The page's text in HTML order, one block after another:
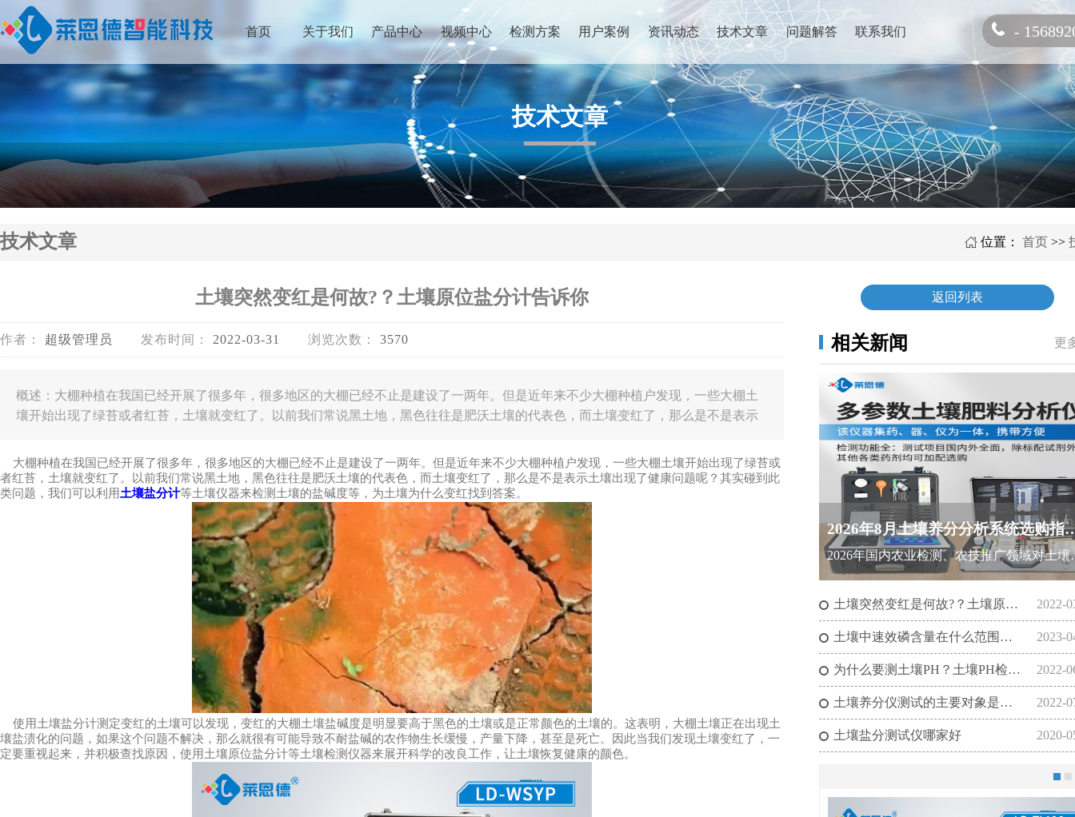
-
首页 关于我们 产品中心 视频中心 检测方案 用户案例 资讯动态 技术文章 问题解答 联系我们
技术文章
技术文章 位置： 首页 >>
土壤突然变红是何故?？土壤原位盐分计告诉你
作者： 超级管理员 发布时间： 2022-03-31 浏览次数： 3570
概述：大棚种植在我国已经开展了很多年，很多地区的大棚已经不止是建设了一两年。但是近年来不少大棚种植户发现，一些大棚土
壤开始出现了绿苔或者红苔，土壤就变红了。以前我们常说黑土地，黑色往往是肥沃土壤的代表色，而土壤变红了，那么是不是表示
大棚种植在我国已经开展了很多年，很多地区的大棚已经不止是建设了一两年。但是近年来不少大棚种植户发现，一些大棚土壤开始出现了绿苔或
者红苔，土壤就变红了。以前我们常说黑土地，黑色往往是肥沃土壤的代表色，而土壤变红了，那么是不是表示土壤出现了健康问题呢？其实碰到此
类问题，我们可以利用土壤盐分计等土壤仪器来检测土壤的盐碱度等，为土壤为什么变红找到答案。
使用土壤盐分计测定变红的土壤可以发现，变红的大棚土壤盐碱度是明显要高于黑色的土壤或是正常颜色的土壤的。这表明，大棚土壤正在出现土
壤盐渍化的问题，如果这个问题不解决，那么就很有可能导致不耐盐碱的农作物生长缓慢，产量下降，甚至是死亡。因此当我们发现土壤变红了，一
定要重视起来，并积极查找原因，使用土壤原位盐分计等土壤检测仪器来展开科学的改良工作，让土壤恢复健康的颜色。
返回列表
相关新闻 更
2026年8月土壤养分分析系
2026年国内农业检测、农技推广领域对土壤养分分析系统的需求持续走高
土壤突然变红是何故?？土壤原位盐分计告诉你 2022-
土壤中速效磷含量在什么范围正常?(土壤检测仪器充分发挥土壤磷的作用） 2023-
为什么要测土壤PH？土壤PH检测仪的作用是什么? 2022-
土壤养分仪测试的主要对象是什么？土壤养分的测定方法有哪些？ 2022-
土壤盐分测试仪哪家好 2020-
1 2 3